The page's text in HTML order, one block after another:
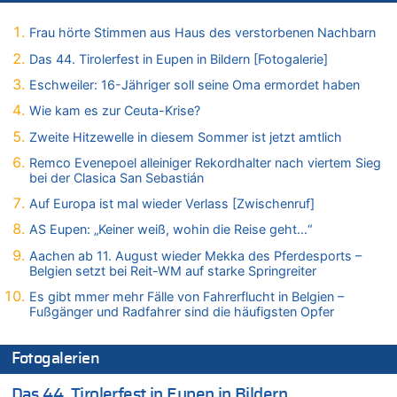
07.08.2026 - 19:52 von Hugo Egon Bernhard von Sinnen zu
Tempolimit in 30er-Zonen – Untersuchung von Vias
07.08.2026 - 18:31 von Panda46 zu
Mark van Bommel offiziell als neuer Nationalcoach der Roten
Zweite Hitzewelle in diesem Sommer ist jetzt amtlich
07.08.2026 - 17:55 von M der Block zu
AS Eupen: „Keiner weiß, wohin die Reise geht…“
07.08.2026 - 16:38 von Joseph Meyer zu
Wasserstand des Rheins in NRW so niedrig wie noch nie
07.08.2026 - 16:29 von Dax zu
In Belgien missachten zwei von drei Autofahrern das
07.08.2026 - 16:01 von Zuhörer zu
Tempolimit in 30er-Zonen – Untersuchung von Vias
07.08.2026 - 15:56 von Eifel_er zu
Mark van Bommel offiziell als neuer Nationalcoach der Roten
Frau hörte Stimmen aus Haus des verstorbenen Nachbarn
Das 44. Tirolerfest in Eupen in Bildern [Fotogalerie]
Eschweiler: 16-Jähriger soll seine Oma ermordet haben
Wie kam es zur Ceuta-Krise?
Zweite Hitzewelle in diesem Sommer ist jetzt amtlich
Remco Evenepoel alleiniger Rekordhalter nach viertem Sieg
bei der Clasica San Sebastián
Auf Europa ist mal wieder Verlass [Zwischenruf]
AS Eupen: „Keiner weiß, wohin die Reise geht…“
Aachen ab 11. August wieder Mekka des Pferdesports –
Belgien setzt bei Reit-WM auf starke Springreiter
Es gibt mmer mehr Fälle von Fahrerflucht in Belgien –
Fußgänger und Radfahrer sind die häufigsten Opfer
Fotogalerien